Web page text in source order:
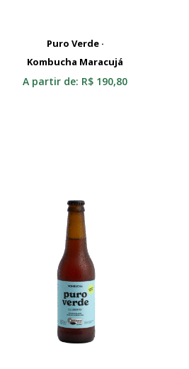
Selecionar
Puro Verde ·
Kombucha Maracujá
A partir de: R$ 190,80